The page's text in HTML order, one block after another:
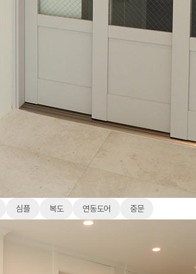
심플 복도 연동도어 중문